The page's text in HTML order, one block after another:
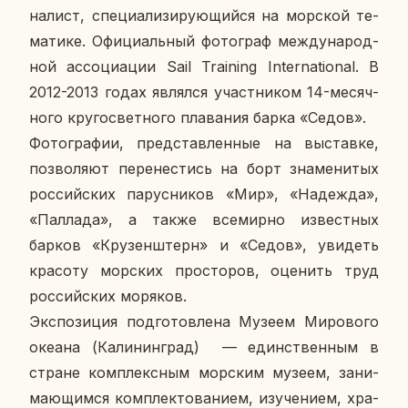
на­лист, спе­ци­а­ли­зи­ру­ю­щий­ся на мор­ской те­
ма­ти­ке. Офи­ци­аль­ный фо­то­граф меж­ду­на­род­
ной ас­со­ци­а­ции Sail Training International. В
2012-2013 годах яв­лял­ся участ­ни­ком 14-ме­сяч­
но­го кру­го­свет­но­го пла­ва­ния барка «Седов».
Фо­то­гра­фии, пред­став­лен­ные на вы­став­ке,
поз­во­ля­ют пе­ре­не­стись на борт зна­ме­ни­тых
рос­сий­ских па­рус­ни­ков «Мир», «На­деж­да»,
«Пал­ла­да», а также все­мир­но из­вест­ных
барков «Кру­зен­штерн» и «Седов», уви­деть
кра­со­ту мор­ских про­сто­ров, оце­нить труд
рос­сий­ских мо­ря­ков.
Экс­по­зи­ция под­го­тов­ле­на Музеем Ми­ро­во­го
океана (Ка­ли­нин­град) — един­ствен­ным в
стране ком­плекс­ным мор­ским музеем, за­ни­
ма­ю­щим­ся ком­плек­то­ва­ни­ем, изу­че­ни­ем, хра­